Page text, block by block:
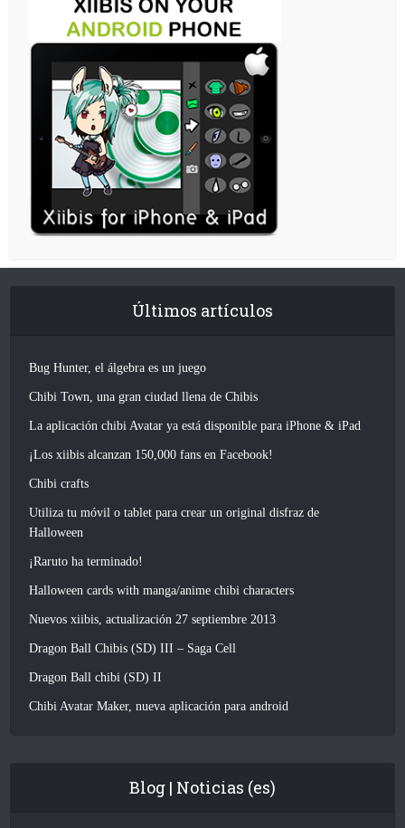
Últimos artículos
Bug Hunter, el álgebra es un juego
Chibi Town, una gran ciudad llena de Chibis
La aplicación chibi Avatar ya está disponible para iPhone & iPad
¡Los xiibis alcanzan 150,000 fans en Facebook!
Chibi crafts
Utiliza tu móvil o tablet para crear un original disfraz de
Halloween
¡Raruto ha terminado!
Halloween cards with manga/anime chibi characters
Nuevos xiibis, actualización 27 septiembre 2013
Dragon Ball Chibis (SD) III – Saga Cell
Dragon Ball chibi (SD) II
Chibi Avatar Maker, nueva aplicación para android
Blog | Noticias (es)